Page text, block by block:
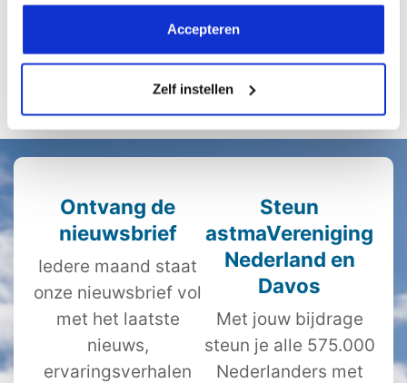
Accepteren
Zelf instellen
Alle artikelen
Ontvang de
nieuwsbrief
Iedere maand staat
onze nieuwsbrief vol
met het laatste
nieuws,
ervaringsverhalen
Steun
astmaVereniging
Nederland en
Davos
Met jouw bijdrage
steun je alle 575.000
Nederlanders met